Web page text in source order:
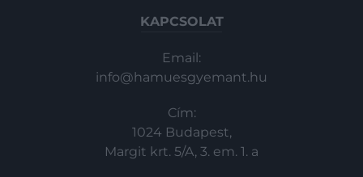
KAPCSOLAT
Email:
info@hamuesgyemant.hu
Cím:
1024 Budapest,
Margit krt. 5/A, 3. em. 1. a